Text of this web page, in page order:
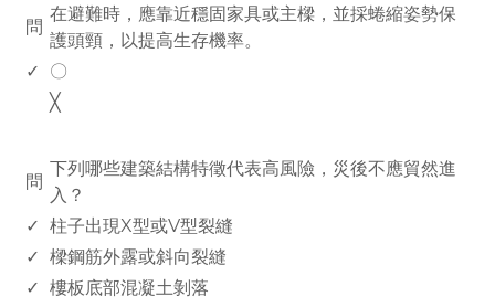
問
在避難時，應靠近穩固家具或主樑，並採蜷縮姿勢保
護頭頸，以提高生存機率。
✓
〇
╳
問
下列哪些建築結構特徵代表高風險，災後不應貿然進
入？
✓ 柱子出現X型或V型裂縫
✓ 樑鋼筋外露或斜向裂縫
✓ 樓板底部混凝土剝落